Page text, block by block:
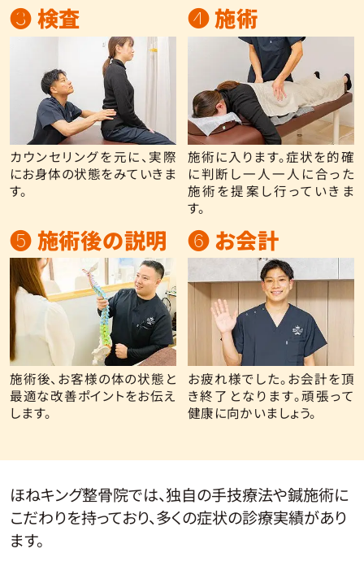
❸ 検査
カウンセリングを元に、実際
にお身体の状態をみていきま
す。
❹ 施術
施術に入ります。症状を的確
に判断し一人一人に合った
施術を提案し行っていきま
す。
❺ 施術後の説明
施術後、お客様の体の状態と
最適な改善ポイントをお伝え
します。
❻ お会計
お疲れ様でした。お会計を頂
き終了となります。頑張って
健康に向かいましょう。
ほねキング整骨院では、独自の手技療法や鍼施術に
こだわりを持っており、多くの症状の診療実績があり
ます。